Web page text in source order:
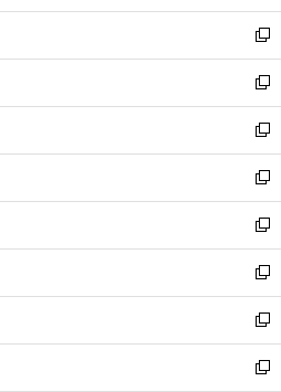
開
く
ウ
で
開
く
ン
ド
ウ
で
開
く
ウ
ィ
ン
ド
ウ
で
開
く
新
し
い
ウ
ィ
ン
ド
ウ
で
開
く
新
し
い
ウ
ィ
ン
ド
ウ
で
開
く
新
し
い
ウ
ィ
ン
ド
ウ
で
開
く
新
し
い
ウ
ィ
ン
ド
ウ
で
新
し
い
ウ
ィ
ン
ド
新
し
い
ウ
ィ
新
し
い
新